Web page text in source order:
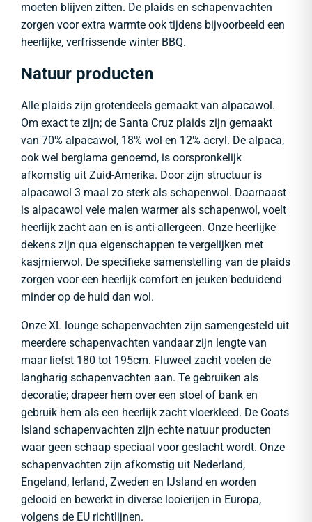
moeten blijven zitten. De plaids en schapenvachten
zorgen voor extra warmte ook tijdens bijvoorbeeld een
heerlijke, verfrissende winter BBQ.
Natuur producten
Alle plaids zijn grotendeels gemaakt van alpacawol.
Om exact te zijn; de Santa Cruz plaids zijn gemaakt
van 70% alpacawol, 18% wol en 12% acryl. De alpaca,
ook wel berglama genoemd, is oorspronkelijk
afkomstig uit Zuid-Amerika. Door zijn structuur is
alpacawol 3 maal zo sterk als schapenwol. Daarnaast
is alpacawol vele malen warmer als schapenwol, voelt
heerlijk zacht aan en is anti-allergeen. Onze heerlijke
dekens zijn qua eigenschappen te vergelijken met
kasjmierwol. De specifieke samenstelling van de plaids
zorgen voor een heerlijk comfort en jeuken beduidend
minder op de huid dan wol.
Onze XL lounge schapenvachten zijn samengesteld uit
meerdere schapenvachten vandaar zijn lengte van
maar liefst 180 tot 195cm. Fluweel zacht voelen de
langharig schapenvachten aan. Te gebruiken als
decoratie; drapeer hem over een stoel of bank en
gebruik hem als een heerlijk zacht vloerkleed. De Coats
Island schapenvachten zijn echte natuur producten
waar geen schaap speciaal voor geslacht wordt. Onze
schapenvachten zijn afkomstig uit Nederland,
Engeland, Ierland, Zweden en IJsland en worden
gelooid en bewerkt in diverse looierijen in Europa,
volgens de EU richtlijnen.